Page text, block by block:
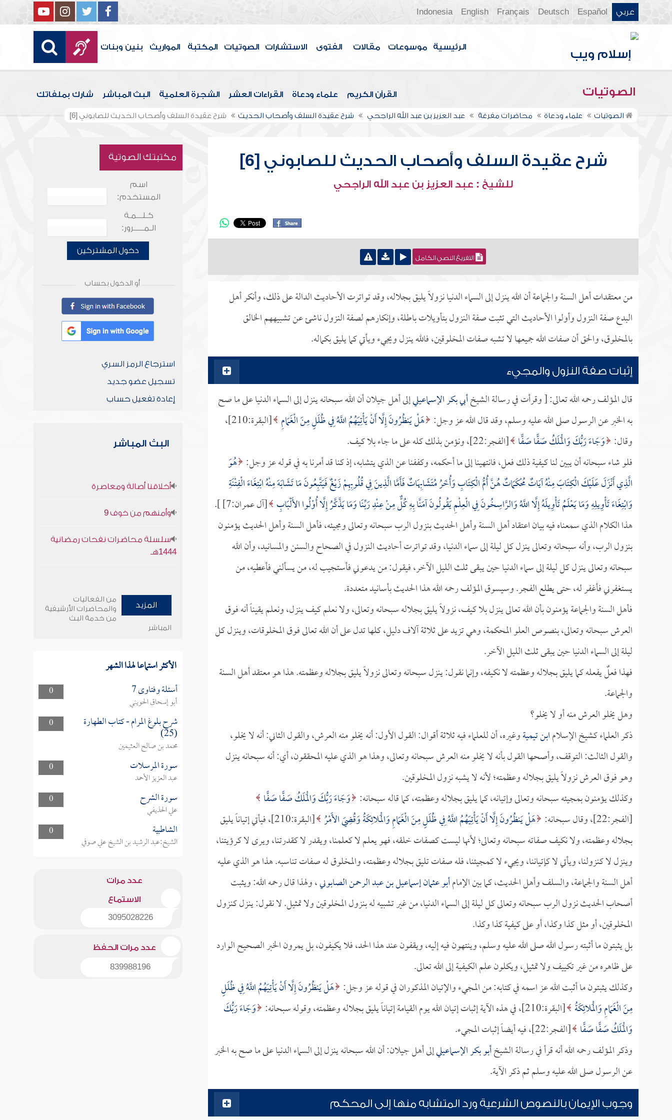
عربي Español
Deutsch
Français
English
Indonesia
الرئيسية موسوعات مقالات الفتوى الاستشارات الصوتيات المكتبة المواريث بنين وبنات
الصوتيات القرآن الكريم علماء ودعاة القراءات العشر الشجرة العلمية البث المباشر شارك بملفاتك
الصوتيات علماء ودعاة محاضرات مفرغة عبد العزيز بن عبد الله الراجحي شرح عقيدة السلف وأصحاب الحديث شرح عقيدة السلف وأصحاب الحديث للصابوني [6]
شرح عقيدة السلف وأصحاب الحديث للصابوني [6]
للشيخ : عبد العزيز بن عبد الله الراجحي
التفريغ النصي الكامل
من معتقدات أهل السنة والجماعة أن الله ينزل إلى السماء الدنيا نزولاً يليق بجلاله، وقد تواترت الأحاديث الدالة على ذلك، وأنكر أهل
البدع صفة النزول وأولوا الأحاديث التي تثبت صفة النزول بتأويلات باطلة، وإنكارهم لصفة النزول ناشئ عن تشبيههم الخالق
بالمخلوق، والحق أن صفات الله جميعها لا تشبه صفات المخلوقين، فالله ينزل ويجيء ويأتي كما يليق بكماله.
إثبات صفة النزول والمجيء
قال المؤلف رحمه الله تعالى: [ وقرأت في رسالة الشيخأبي بكر الإسماعيليإلى أهل جيلان أن الله سبحانه ينزل إلى السماء الدنيا على ما صح
به الخبر عن الرسول صلى الله عليه وسلم، وقد قال الله عز وجل: هَلْ يَنظُرُونَ إِلَّا أَنْ يَأْتِيَهُمُ اللَّهُ فِي ظُلَلٍ مِنَ الْغَمَامِ
[البقرة:210]،
وقال: وَجَاءَ رَبُّكَ وَالْمَلَكُ صَفًّا صَفًّا [الفجر:22]، ونؤمن بذلك كله على ما جاء بلا كيف.
فلو شاء سبحانه أن يبين لنا كيفية ذلك فعل، فانتهينا إلى ما أحكمه، وكففنا عن الذي يتشابه، إذ كنا قد أمرنا به في قوله عز وجل: هُوَ
الَّذِي أَنْزَلَ عَلَيْكَ الْكِتَابَ مِنْهُ آيَاتٌ مُحْكَمَاتٌ هُنَّ أُمُّ الْكِتَابِ وَأُخَرُ مُتَشَابِهَاتٌ فَأَمَّا الَّذِينَ فِي قُلُوبِهِمْ زَيْغٌ فَيَتَّبِعُونَ مَا تَشَابَهَ مِنْهُ ابْتِغَاءَ الْفِتْنَةِ
وَابْتِغَاءَ تَأْوِيلِهِ وَمَا يَعْلَمُ تَأْوِيلَهُ إِلَّا اللَّهُ وَالرَّاسِخُونَ فِي الْعِلْمِ يَقُولُونَ آمَنَّا بِهِ كُلٌّ مِنْ عِنْدِ رَبِّنَا وَمَا يَذَّكَّرُ إِلَّا أُوْلُوا الأَلْبَابِ [آل عمران:7] ].
هذا الكلام الذي سمعناه فيه بيان اعتقاد أهل السنة وأهل الحديث بنزول الرب سبحانه وتعالى ومجيئه، فأهل السنة وأهل الحديث يؤمنون
بنزول الرب، وأنه سبحانه وتعالى ينزل كل ليلة إلى سماء الدنيا، وقد تواترت أحاديث النزول في الصحاح والسنن والمسانيد، وأن الله
سبحانه وتعالى ينزل كل ليلة إلى سماء الدنيا حين يبقى ثلث الليل الآخر، فيقول: من يدعوني فأستجيب له، من يسألني فأعطيه، من
يستغفرني فأغفر له، حتى يطلع الفجر. وسيسوق المؤلف رحمه الله هذا الحديث بأسانيد متعددة.
فأهل السنة والجماعة يؤمنون بأن الله تعالى ينزل بلا كيف، نزولاً يليق بجلاله سبحانه وتعالى، ولا نعلم كيف ينزل، ونعلم يقيناً أنه فوق
العرش سبحانه وتعالى، بنصوص العلو المحكمة، وهي تزيد على ثلاثة آلاف دليل، كلها تدل على أن الله تعالى فوق المخلوقات، وينزل كل
ليلة إلى السماء الدنيا حين يبقى ثلث الليل الآخر.
فهذا فعلٌ يفعله كما يليق بجلاله وعظمته لا نكيفه، وإنما نقول: ينزل سبحانه وتعالى نزولاً يليق بجلاله وعظمته. هذا هو معتقد أهل السنة
والجماعة.
وهل يخلو العرش منه أو لا يخلو؟
ذكر العلماء كشيخ الإسلامابن تيميةوغيره، أن للعلماء فيه ثلاثة أقوال: القول الأول: أنه يخلو منه العرش، والقول الثاني: أنه لا يخلو،
والقول الثالث: التوقف، وأصحها القول بأنه لا يخلو منه العرش سبحانه وتعالى، وهذا هو الذي عليه المحققون، أي: أنه سبحانه ينزل
وهو فوق العرش نزولاً يليق بجلاله وعظمته؛ لأنه لا يشبه نزول المخلوقين.
وكذلك يؤمنون بمجيئه سبحانه وتعالى وإتيانه، كما يليق بجلاله وعظمته، كما قاله سبحانه: وَجَاءَ رَبُّكَ وَالْمَلَكُ صَفًّا صَفًّا
[الفجر:22]، وقال سبحانه:
هَلْ يَنظُرُونَ إِلَّا أَنْ يَأْتِيَهُمُ اللَّهُ فِي ظُلَلٍ مِنَ الْغَمَامِ وَالْمَلائِكَةُ وَقُضِيَ الأَمْرُ
[البقرة:210]، فيأتي إتياناً يليق
بجلاله وعظمته، ولا نكيف صفاته سبحانه وتعالى؛ لأنها ليست كصفات خلقه، فهو يعلم لا كعلمنا، ويقدر لا كقدرتنا، ويرى لا كرؤيتنا،
وينزل لا كنزولنا، ويأتي لا كإتياننا، ويجيء لا كمجيئنا، فله صفات تليق بجلاله وعظمته، والمخلوق له صفات تناسبه. هذا هو الذي عليه
أهل السنة والجماعة، والسلف وأهل الحديث، كما بين الإمامأبو عثمان إسماعيل بن عبد الرحمن الصابوني، ولهذا قال رحمه الله: ويثبت
أصحاب الحديث نزول الرب سبحانه وتعالى كل ليلة إلى السماء الدنيا، من غير تشبيه له بنزول المخلوقين ولا تمثيل. لا نقول: ينزل كنزول
المخلوقين، أو مثل كذا وكذا، أو على كيفية كذا وكذا.
بل يثبتون ما أثبته رسول الله صلى الله عليه وسلم، وينتهون فيه إليه، ويقفون عند هذا الحد، فلا يكيفون، بل يمرون الخبر الصحيح الوارد
على ظاهره من غير تكييف ولا تمثيل، ويكلون علم الكيفية إلى الله تعالى.
وكذلك يثبتون ما أثبت الله عز اسمه في كتابه: من المجيء والإتيان المذكوران في قوله عز وجل: هَلْ يَنظُرُونَ إِلَّا أَنْ يَأْتِيَهُمُ اللَّهُ فِي ظُلَلٍ
مِنَ الْغَمَامِ وَالْمَلائِكَةُ [البقرة:210]، في هذه الآية إثبات إتيان الله يوم القيامة إتياناً يليق بجلاله وعظمته، وقوله سبحانه:
وَجَاءَ رَبُّكَ
وَالْمَلَكُ صَفًّا صَفًّا [الفجر:22]، فيه أيضاً إثبات المجيء.
وذكر المؤلف رحمه الله أنه قرأ في رسالة الشيخأبو بكر الإسماعيليإلى أهل جيلان: أن الله سبحانه ينزل إلى السماء الدنيا على ما صح به الخبر
عن الرسول صلى الله عليه وسلم ثم ذكر الآية.
وجوب الإيمان بالنصوص الشرعية ورد المتشابه منها إلى المحكم
مكتبتك الصوتية
اسم
المستخدم:
كـلـــمـة
الـمـــــرور:
دخول المشتركين
أو الدخول بحساب
استرجاع الرمز السري
تسجيل عضو جديد
إعادة تفعيل حساب
البث المباشر
أخلاقنا أصالة ومعاصرة
وأمنهم من خوف 9
سلسلة محاضرات نفحات رمضانية
1444هـ
المزيد
من الفعاليات
والمحاضرات الأرشيفية
من خدمة البث
المباشر
الأكثر استماعا لهذا الشهر
0 أسئلة وفتاوى 7
أبو إسحاق الحويني
0
شرح بلوغ المرام - كتاب الطهارة
(25)
محمد بن صالح العثيمين
0
سورة المرسلات
عبد العزيز الأحمد
0
سورة الشرح
علي الحذيفي
0
الشاطبية
الشيخ:عبد الرشيد بن الشيخ علي صوفي
عدد مرات
الاستماع
3095028226
عدد مرات الحفظ
839988196